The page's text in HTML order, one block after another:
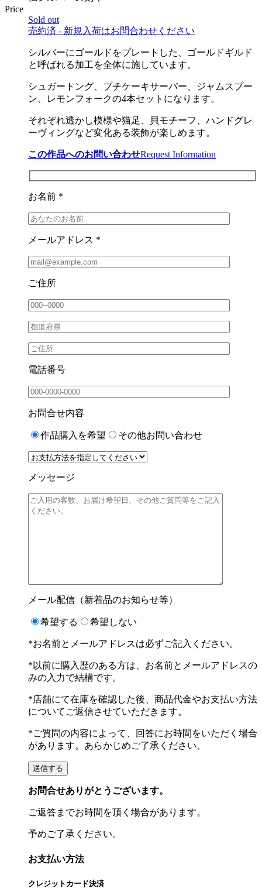
Price
Sold out
売約済 - 新規入荷はお問合わせください
シルバーにゴールドをプレートした、ゴールドギルド
と呼ばれる加工を全体に施しています。
シュガートング、プチケーキサーバー、ジャムスプー
ン、レモンフォークの4本セットになります。
それぞれ透かし模様や猫足、貝モチーフ、ハンドグレ
ーヴィングなど変化ある装飾が楽しめます。
この作品へのお問い合わせRequest Information
お名前 *
メールアドレス *
ご住所
電話番号
お問合せ内容
作品購入を希望 その他お問い合わせ
メッセージ
メール配信（新着品のお知らせ等）
希望する 希望しない
*お名前とメールアドレスは必ずご記入ください。
*以前に購入歴のある方は、お名前とメールアドレスの
みの入力で結構です。
*店舗にて在庫を確認した後、商品代金やお支払い方法
についてご返信させていただきます。
*ご質問の内容によって、回答にお時間をいただく場合
があります。あらかじめご了承ください。
お問合せありがとうございます。
ご返答までお時間を頂く場合があります。
予めご了承ください。
お支払い方法
クレジットカード決済